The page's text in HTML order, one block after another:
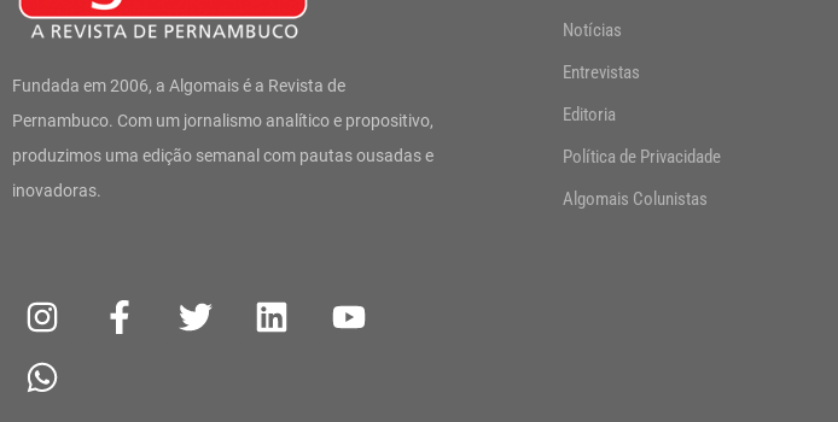
Fundada em 2006, a Algomais é a Revista de
Pernambuco. Com um jornalismo analítico e propositivo,
produzimos uma edição semanal com pautas ousadas e
inovadoras.
n
s
t
a
c
w
i
n
o
h
a
t
Notícias
Entrevistas
Editoria
Política de Privacidade
Algomais Colunistas